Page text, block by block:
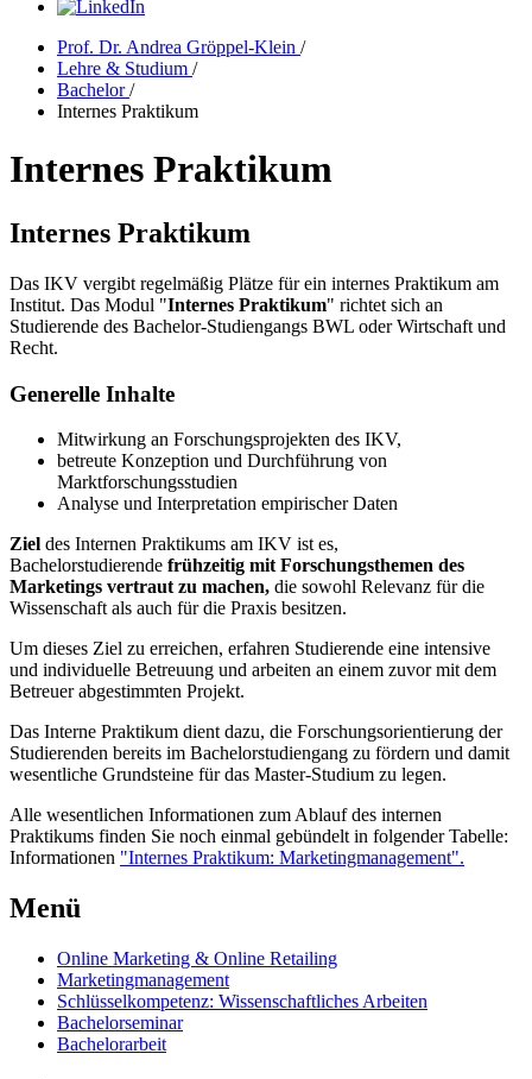
Prof. Dr. Andrea Gröppel-Klein /
Lehre & Studium /
Bachelor/
Internes Praktikum
Internes Praktikum
Internes Praktikum
Das IKV vergibt regelmäßig Plätze für ein internes Praktikum am
Institut. Das Modul "Internes Praktikum" richtet sich an
Studierende des Bachelor-Studiengangs BWL oder Wirtschaft und
Recht.
Generelle Inhalte
Mitwirkung an Forschungsprojekten des IKV,
betreute Konzeption und Durchführung von
Marktforschungsstudien
Analyse und Interpretation empirischer Daten
Ziel des Internen Praktikums am IKV ist es,
Bachelorstudierende frühzeitig mit Forschungsthemen des
Marketings vertraut zu machen, die sowohl Relevanz für die
Wissenschaft als auch für die Praxis besitzen.
Um dieses Ziel zu erreichen, erfahren Studierende eine intensive
und individuelle Betreuung und arbeiten an einem zuvor mit dem
Betreuer abgestimmten Projekt.
Das Interne Praktikum dient dazu, die Forschungsorientierung der
Studierenden bereits im Bachelorstudiengang zu fördern und damit
wesentliche Grundsteine für das Master-Studium zu legen.
Alle wesentlichen Informationen zum Ablauf des internen
Praktikums finden Sie noch einmal gebündelt in folgender Tabelle:
Informationen "Internes Praktikum: Marketingmanagement".
Menü
Online Marketing & Online Retailing
Marketingmanagement
Schlüsselkompetenz: Wissenschaftliches Arbeiten
Bachelorseminar
Bachelorarbeit